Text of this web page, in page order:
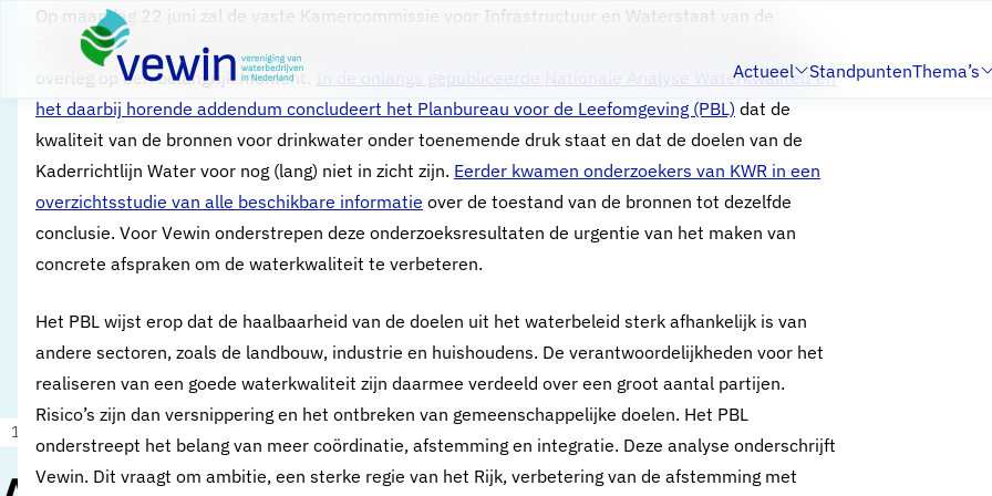
Direct naar content
Terug naar de startpagina
Submenu:
Actueel Standpunten
Submenu:
Thema’s
18 juni 2020
​Op maandag 22 juni zal de vaste Kamercommissie voor Infrastructuur en Waterstaat van de
Tweede Kamer met de minister spreken over het waterbeleid. Voor de drinkwatersector komt dit
overleg op een belangrijk moment. In de onlangs gepubliceerde Nationale Analyse Waterkwaliteit en
het daarbij horende addendum concludeert het Planbureau voor de Leefomgeving (PBL) dat de
kwaliteit van de bronnen voor drinkwater onder toenemende druk staat en dat de doelen van de
Kaderrichtlijn Water voor nog (lang) niet in zicht zijn. Eerder kwamen onderzoekers van KWR in een
overzichtsstudie van alle beschikbare informatie over de toestand van de bronnen tot dezelfde
conclusie. Voor Vewin onderstrepen deze onderzoeksresultaten de urgentie van het maken van
concrete afspraken om de waterkwaliteit te verbeteren.
Het PBL wijst erop dat de haalbaarheid van de doelen uit het waterbeleid sterk afhankelijk is van
andere sectoren, zoals de landbouw, industrie en huishoudens. De verantwoordelijkheden voor het
realiseren van een goede waterkwaliteit zijn daarmee verdeeld over een groot aantal partijen.
Risico’s zijn dan versnippering en het ontbreken van gemeenschappelijke doelen. Het PBL
onderstreept het belang van meer coördinatie, afstemming en integratie. Deze analyse onderschrijft
Vewin. Dit vraagt om ambitie, een sterke regie van het Rijk, verbetering van de afstemming met